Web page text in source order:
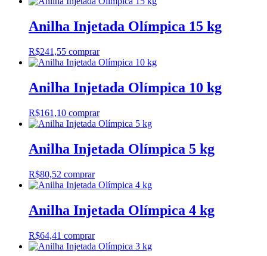
Anilha Injetada Olímpica 15 kg
R$241,55 comprar
Anilha Injetada Olímpica 10 kg
R$161,10 comprar
Anilha Injetada Olímpica 5 kg
R$80,52 comprar
Anilha Injetada Olímpica 4 kg
R$64,41 comprar